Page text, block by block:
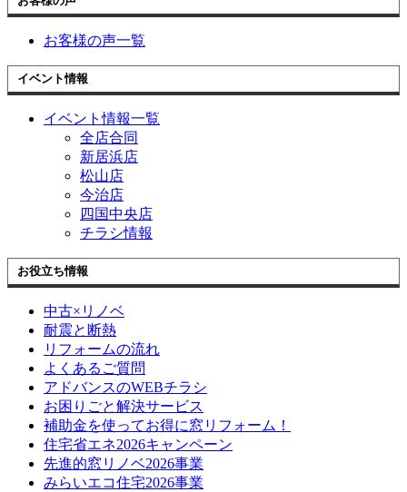
お客様の声一覧
イベント情報
イベント情報一覧
全店合同
新居浜店
松山店
今治店
四国中央店
チラシ情報
お役立ち情報
中古×リノベ
耐震と断熱
リフォームの流れ
よくあるご質問
アドバンスのWEBチラシ
お困りごと解決サービス
補助金を使ってお得に窓リフォーム！
住宅省エネ2026キャンペーン
先進的窓リノベ2026事業
みらいエコ住宅2026事業